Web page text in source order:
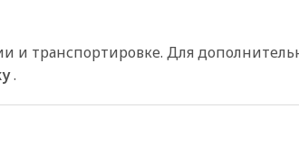
и транспортировке. Для
.